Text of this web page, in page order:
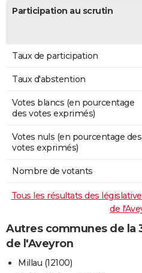
Participation au scrutin
Taux de participation
Taux d'abstention
Votes blancs (en pourcentage
des votes exprimés)
Votes nuls (en pourcentage des
votes exprimés)
Nombre de votants
Tous les résultats des
de
Autres communes de la
de l'Aveyron
Millau (12100)